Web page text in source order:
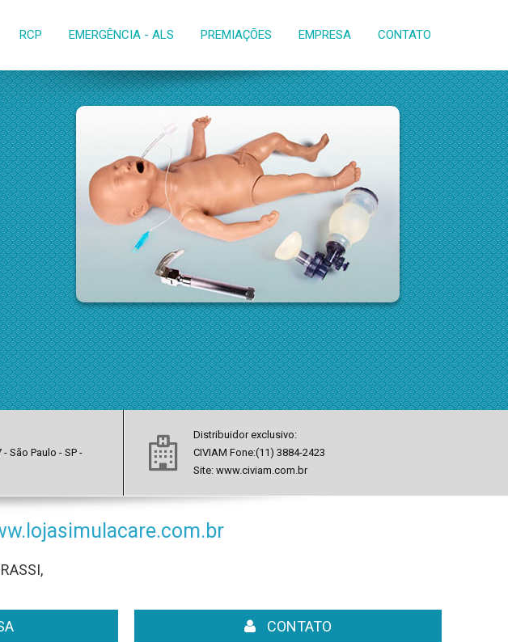
RCP EMERGÊNCIA - ALS PREMIAÇÕES EMPRESA CONTATO
São Paulo - SP -
Distribuidor exclusivo:
CIVIAM Fone:(11) 3884-2423
Site: www.civiam.com.br
CONTATO